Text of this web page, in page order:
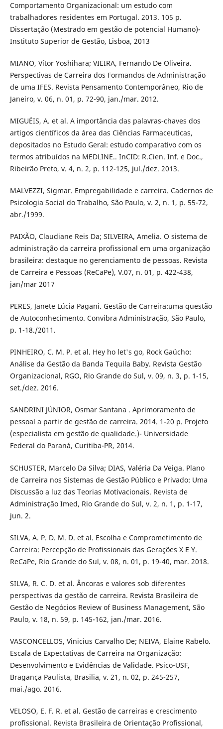
Comportamento Organizacional: um estudo com
trabalhadores residentes em Portugal. 2013. 105 p.
Dissertação (Mestrado em gestão de potencial Humano)-
Instituto Superior de Gestão, Lisboa, 2013
MIANO, Vítor Yoshihara; VIEIRA, Fernando De Oliveira.
Perspectivas de Carreira dos Formandos de Administração
de uma IFES. Revista Pensamento Contemporâneo, Rio de
Janeiro, v. 06, n. 01, p. 72-90, jan./mar. 2012.
MIGUÉIS, A. et al. A importância das palavras-chaves dos
artigos científicos da área das Ciências Farmaceuticas,
depositados no Estudo Geral: estudo comparativo com os
termos atribuídos na MEDLINE.. InCID: R.Cien. Inf. e Doc.,
Ribeirão Preto, v. 4, n. 2, p. 112-125, jul./dez. 2013.
MALVEZZI, Sigmar. Empregabilidade e carreira. Cadernos de
Psicologia Social do Trabalho, São Paulo, v. 2, n. 1, p. 55-72,
abr./1999.
PAIXÃO, Claudiane Reis Da; SILVEIRA, Amelia. O sistema de
administração da carreira profissional em uma organização
brasileira: destaque no gerenciamento de pessoas. Revista
de Carreira e Pessoas (ReCaPe), V.07, n. 01, p. 422-438,
jan/mar 2017
PERES, Janete Lúcia Pagani. Gestão de Carreira:uma questão
de Autoconhecimento. Convibra Administração, São Paulo,
p. 1-18./2011.
PINHEIRO, C. M. P. et al. Hey ho let's go, Rock Gaúcho:
Análise da Gestão da Banda Tequila Baby. Revista Gestão
Organizacional, RGO, Rio Grande do Sul, v. 09, n. 3, p. 1-15,
set./dez. 2016.
SANDRINI JÚNIOR, Osmar Santana . Aprimoramento de
pessoal a partir de gestão de carreira. 2014. 1-20 p. Projeto
(especialista em gestão de qualidade.)- Universidade
Federal do Paraná, Curitiba-PR, 2014.
SCHUSTER, Marcelo Da Silva; DIAS, Valéria Da Veiga. Plano
de Carreira nos Sistemas de Gestão Público e Privado: Uma
Discussão a luz das Teorias Motivacionais. Revista de
Administração Imed, Rio Grande do Sul, v. 2, n. 1, p. 1-17,
jun. 2.
SILVA, A. P. D. M. D. et al. Escolha e Comprometimento de
Carreira: Percepção de Profissionais das Gerações X E Y.
ReCaPe, Rio Grande do Sul, v. 08, n. 01, p. 19-40, mar. 2018.
SILVA, R. C. D. et al. Âncoras e valores sob diferentes
perspectivas da gestão de carreira. Revista Brasileira de
Gestão de Negócios Review of Business Management, São
Paulo, v. 18, n. 59, p. 145-162, jan./mar. 2016.
VASCONCELLOS, Vinicius Carvalho De; NEIVA, Elaine Rabelo.
Escala de Expectativas de Carreira na Organização:
Desenvolvimento e Evidências de Validade. Psico-USF,
Bragança Paulista, Brasilia, v. 21, n. 02, p. 245-257,
mai./ago. 2016.
VELOSO, E. F. R. et al. Gestão de carreiras e crescimento
profissional. Revista Brasileira de Orientação Profissional,